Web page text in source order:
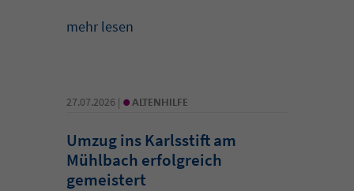
mehr lesen
27.07.2026 | • ALTENHILFE
Umzug ins Karlsstift am
Mühlbach erfolgreich
gemeistert